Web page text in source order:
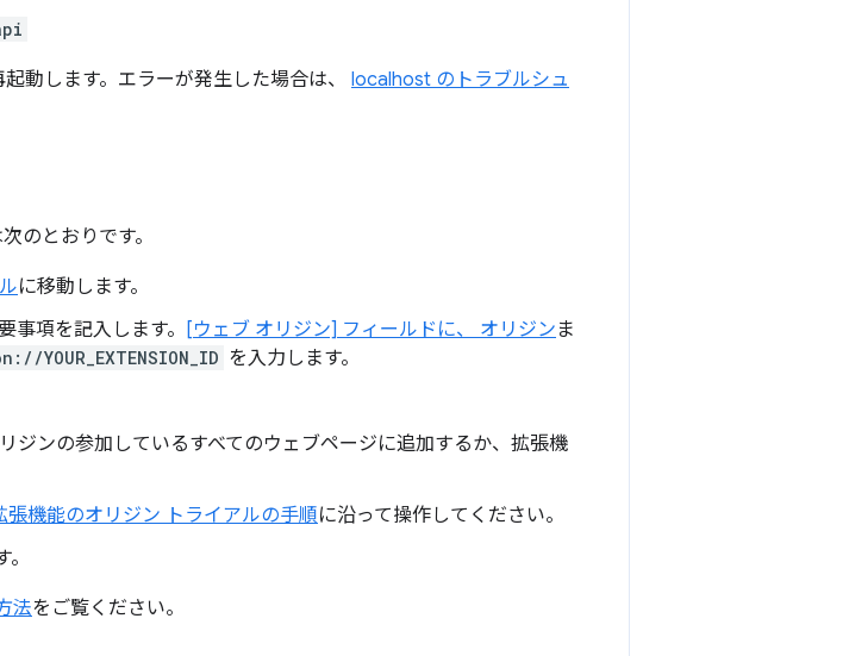
動します。エラーが発生した場合は、 localhost のトラブルシュ
のとおりです。
に移動します。
事項を記入します。 [ウェブ オリジン] フィールドに、 オリジン ま
YOUR_EXTENSION_ID を入力します。
ジンの参加しているすべてのウェブページに追加するか、拡張機
張機能のオリジン トライアルの手順に沿って操作してください。
法をご覧ください。